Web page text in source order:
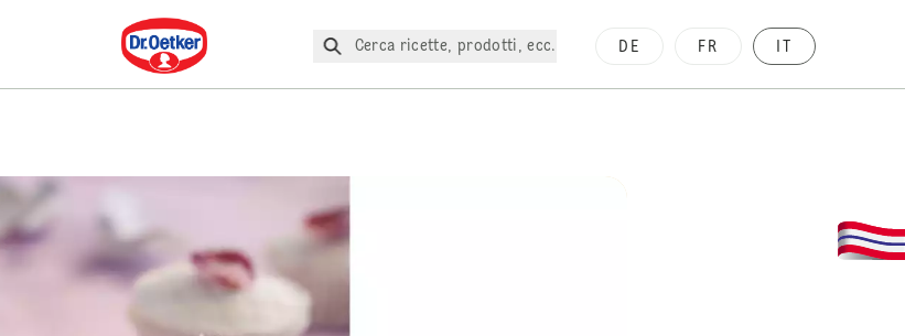
Dr. Oetker
Cerca ricette, prodotti, ecc. DE FR